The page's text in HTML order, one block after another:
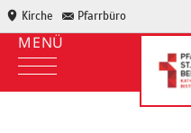
Kirche Pfarrbüro